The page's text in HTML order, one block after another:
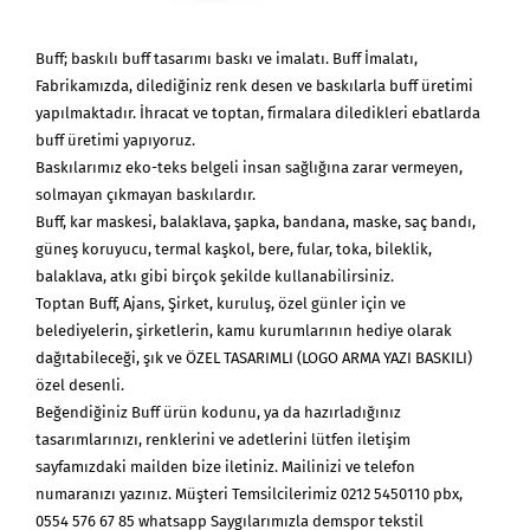
Buff; baskılı buff tasarımı baskı ve imalatı. Buff İmalatı,
Fabrikamızda, dilediğiniz renk desen ve baskılarla buff üretimi
yapılmaktadır. İhracat ve toptan, firmalara diledikleri ebatlarda
buff üretimi yapıyoruz.
Baskılarımız eko-teks belgeli insan sağlığına zarar vermeyen,
solmayan çıkmayan baskılardır.
Buff, kar maskesi, balaklava, şapka, bandana, maske, saç bandı,
güneş koruyucu, termal kaşkol, bere, fular, toka, bileklik,
balaklava, atkı gibi birçok şekilde kullanabilirsiniz.
Toptan Buff, Ajans, Şirket, kuruluş, özel günler için ve
belediyelerin, şirketlerin, kamu kurumlarının hediye olarak
dağıtabileceği, şık ve ÖZEL TASARIMLI (LOGO ARMA YAZI BASKILI)
özel desenli.
Beğendiğiniz Buff ürün kodunu, ya da hazırladığınız
tasarımlarınızı, renklerini ve adetlerini lütfen iletişim
sayfamızdaki mailden bize iletiniz. Mailinizi ve telefon
numaranızı yazınız. Müşteri Temsilcilerimiz 0212 5450110 pbx,
0554 576 67 85 whatsapp Saygılarımızla demspor tekstil